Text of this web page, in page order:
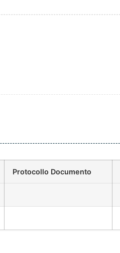
Protocollo Documento